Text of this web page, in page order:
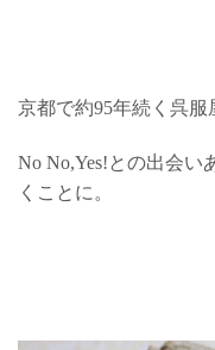
京都で約95年続く呉服
No No,Yes!との出会い
くことに。